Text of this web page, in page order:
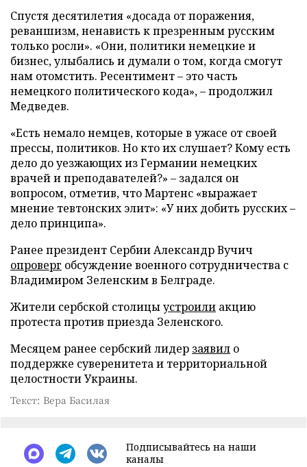
Спустя десятилетия «досада от поражения,
реваншизм, ненависть к презренным русским
только росли». «Они, политики немецкие и
бизнес, улыбались и думали о том, когда смогут
нам отомстить. Ресентимент – это часть
немецкого политического кода», – продолжил
Медведев.
«Есть немало немцев, которые в ужасе от своей
прессы, политиков. Но кто их слушает? Кому есть
дело до уезжающих из Германии немецких
врачей и преподавателей?» – задался он
вопросом, отметив, что Мартенс «выражает
мнение тевтонских элит»: «У них добить русских –
дело принципа».
Ранее президент Сербии Александр Вучич
опроверг обсуждение военного сотрудничества с
Владимиром Зеленским в Белграде.
Жители сербской столицыустроили акцию
протеста против приезда Зеленского.
Месяцем ранее сербский лидер заявил о
поддержке суверенитета и территориальной
целостности Украины.
Текст: Вера Басилая
Подписывайтесь на наши
каналы